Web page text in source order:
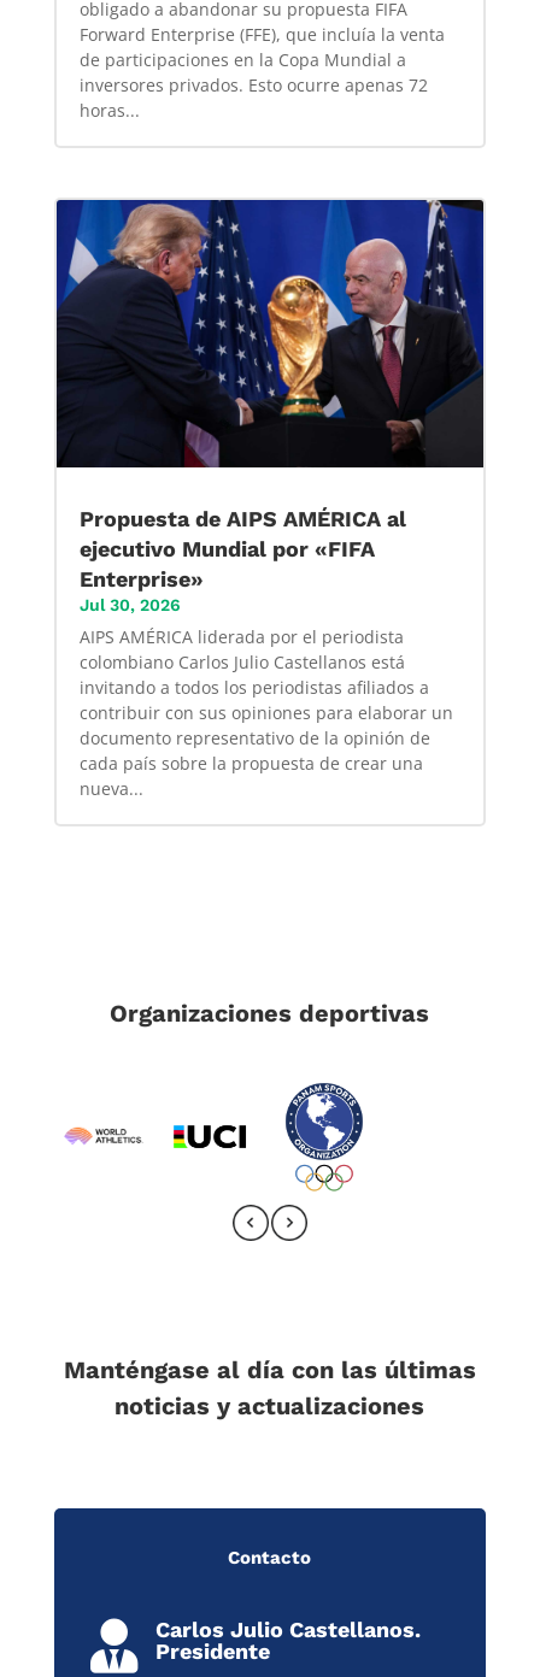
obligado a abandonar su propuesta FIFA
Forward Enterprise (FFE), que incluía la venta
de participaciones en la Copa Mundial a
inversores privados. Esto ocurre apenas 72
horas...
Propuesta de AIPS AMÉRICA al
ejecutivo Mundial por «FIFA
Enterprise»
Jul 30, 2026
AIPS AMÉRICA liderada por el periodista
colombiano Carlos Julio Castellanos está
invitando a todos los periodistas afiliados a
contribuir con sus opiniones para elaborar un
documento representativo de la opinión de
cada país sobre la propuesta de crear una
nueva...
Organizaciones deportivas
Manténgase al día con las últimas
noticias y actualizaciones
Contacto

Carlos Julio Castellanos.
Presidente